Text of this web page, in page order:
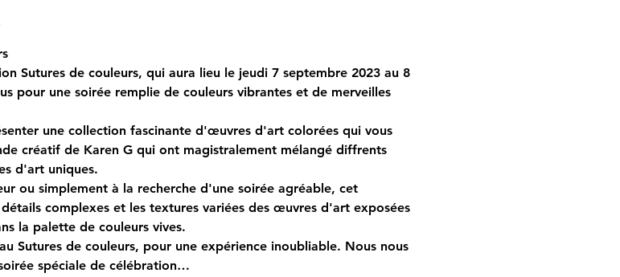
Sutures de couleurs, qui aura lieu le jeudi 7 septembre 2023 au 8
pour une soirée remplie de couleurs vibrantes et de merveilles
une collection fascinante d'œuvres d'art colorées qui vous
créatif de Karen G qui ont magistralement mélangé diffrents
d'art uniques.
ou simplement à la recherche d'une soirée agréable, cet
complexes et les textures variées des œuvres d'art exposées
la palette de couleurs vives.
Sutures de couleurs, pour une expérience inoubliable. Nous nous
spéciale de célébration…